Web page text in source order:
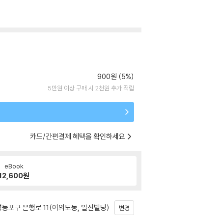
900원 (5%)
5만원 이상 구매 시 2천원 추가 적립
카드/간편결제 혜택을 확인하세요
eBook
원
포구 은행로 11(여의도동, 일신빌딩) 변경